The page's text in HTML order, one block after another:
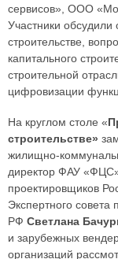
сервисов», ООО
Участники
строительстве,
капитального
строительной
цифровизации
На круглом столе «
строительстве»
жилищно-
директор ФАУ
проектировщиков
Экспертного
РФ Светлана
и зарубежных
организаций